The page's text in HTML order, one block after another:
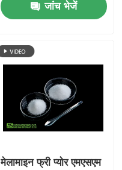
जांच भेजें
मेलामाइन फ्री प्योर एमएसएम